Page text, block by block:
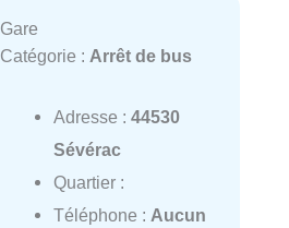
Gare
Catégorie : Arrêt de bus
Adresse : 44530
Sévérac
Quartier :
Téléphone : Aucun